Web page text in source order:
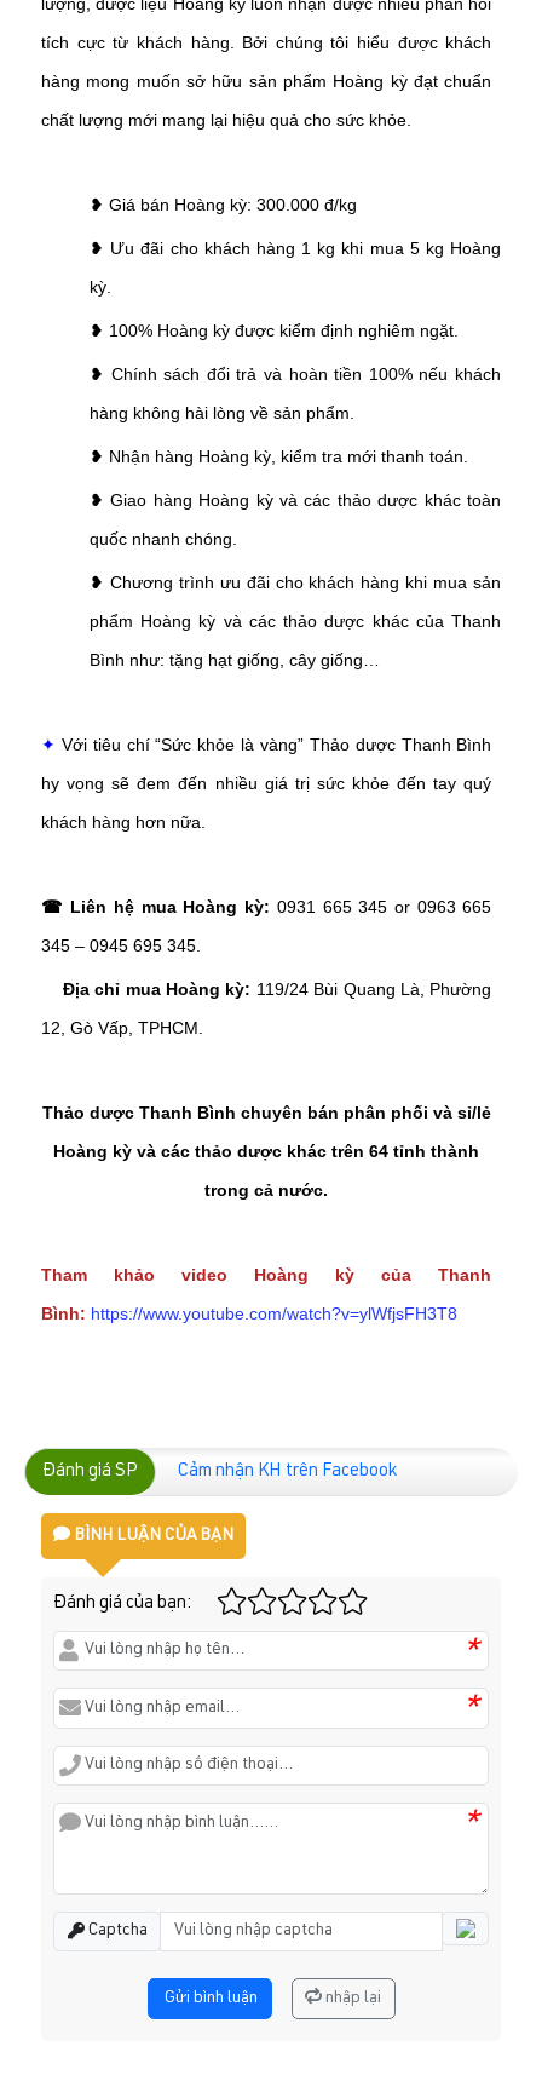
tích cực từ khách hàng. Bởi chúng tôi hiểu được khách
hàng mong muốn sở hữu sản phẩm Hoàng kỳ đạt chuẩn
chất lượng mới mang lại hiệu quả cho sức khỏe.
❥ Giá bán Hoàng kỳ: 300.000 đ/kg
❥ Ưu đãi cho khách hàng 1 kg khi mua 5 kg Hoàng
kỳ.
❥ 100% Hoàng kỳ được kiểm định nghiêm ngặt.
❥ Chính sách đổi trả và hoàn tiền 100% nếu khách
hàng không hài lòng về sản phẩm.
❥ Nhận hàng Hoàng kỳ, kiểm tra mới thanh toán.
❥ Giao hàng Hoàng kỳ và các thảo dược khác toàn
quốc nhanh chóng.
❥ Chương trình ưu đãi cho khách hàng khi mua sản
phẩm Hoàng kỳ và các thảo dược khác của Thanh
Bình như: tặng hạt giống, cây giống…
✦ Với tiêu chí “Sức khỏe là vàng” Thảo dược Thanh Bình
hy vọng sẽ đem đến nhiều giá trị sức khỏe đến tay quý
khách hàng hơn nữa.
☎ Liên hệ mua Hoàng kỳ: 0931 665 345 or 0963 665
345 – 0945 695 345.
Địa chỉ mua Hoàng kỳ: 119/24 Bùi Quang Là, Phường
12, Gò Vấp, TPHCM.
Thảo dược Thanh Bình chuyên bán phân phối và sỉ/lẻ
Hoàng kỳ và các thảo dược khác trên 64 tỉnh thành
trong cả nước.
Tham khảo video Hoàng kỳ của Thanh
Bình: https://www.youtube.com/watch?v=ylWfjsFH3T8
Đánh giá SP Cảm nhận KH trên Facebook
BÌNH LUẬN CỦA BẠN
Đánh giá của bạn:
*
*
*
Captcha
Gửi bình luận nhập lại